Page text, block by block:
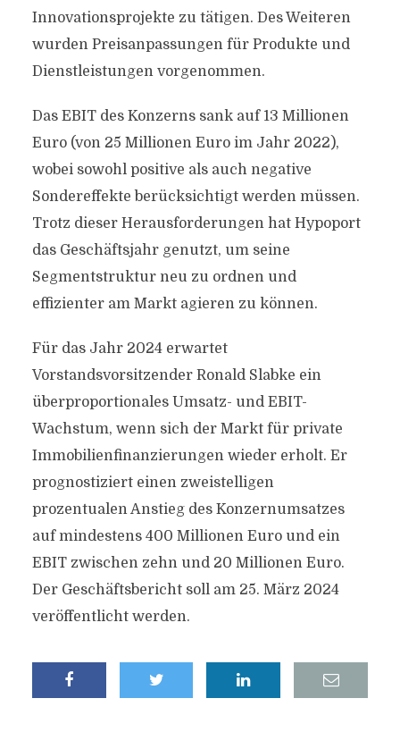
Innovationsprojekte zu tätigen. Des Weiteren
wurden Preisanpassungen für Produkte und
Dienstleistungen vorgenommen.
Das EBIT des Konzerns sank auf 13 Millionen
Euro (von 25 Millionen Euro im Jahr 2022),
wobei sowohl positive als auch negative
Sondereffekte berücksichtigt werden müssen.
Trotz dieser Herausforderungen hat Hypoport
das Geschäftsjahr genutzt, um seine
Segmentstruktur neu zu ordnen und
effizienter am Markt agieren zu können.
Für das Jahr 2024 erwartet
Vorstandsvorsitzender Ronald Slabke ein
überproportionales Umsatz- und EBIT-
Wachstum, wenn sich der Markt für private
Immobilienfinanzierungen wieder erholt. Er
prognostiziert einen zweistelligen
prozentualen Anstieg des Konzernumsatzes
auf mindestens 400 Millionen Euro und ein
EBIT zwischen zehn und 20 Millionen Euro.
Der Geschäftsbericht soll am 25. März 2024
veröffentlicht werden.